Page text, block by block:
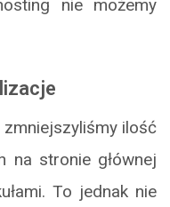
nie możemy
ilość
na stronie głównej
To jednak nie